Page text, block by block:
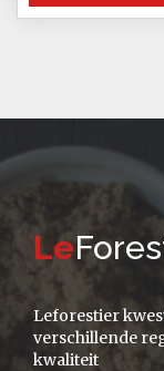
Le
Leforestier
verschillende
kwaliteit